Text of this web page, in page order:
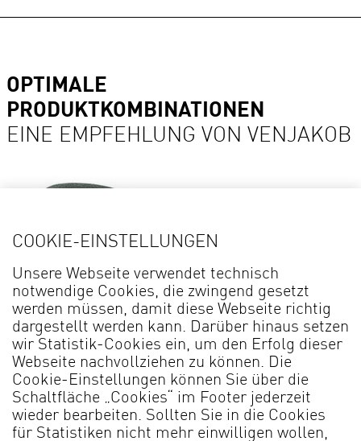
OPTIMALE
PRODUKTKOMBINATIONEN
EINE EMPFEHLUNG VON VENJAKOB
Details
Sessel CELINE* 0515
COOKIE-EINSTELLUNGEN
Unsere Webseite verwendet technisch
notwendige Cookies, die zwingend gesetzt
werden müssen, damit diese Webseite richtig
dargestellt werden kann. Darüber hinaus setzen
wir Statistik-Cookies ein, um den Erfolg dieser
Webseite nachvollziehen zu können. Die
Cookie-Einstellungen können Sie über die
Schaltfläche „Cookies“ im Footer jederzeit
wieder bearbeiten. Sollten Sie in die Cookies
für Statistiken nicht mehr einwilligen wollen,